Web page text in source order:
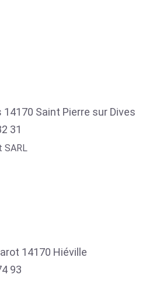
14170 Saint Pierre sur Dives
31
SARL
14170 Hiéville
93